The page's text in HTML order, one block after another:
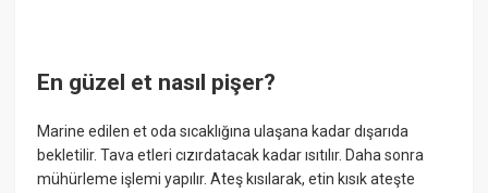
En güzel et nasıl pişer?
Marine edilen et oda sıcaklığına ulaşana kadar dışarıda
bekletilir. Tava etleri cızırdatacak kadar ısıtılır. Daha sonra
mühürleme işlemi yapılır. Ateş kısılarak, etin kısık ateşte